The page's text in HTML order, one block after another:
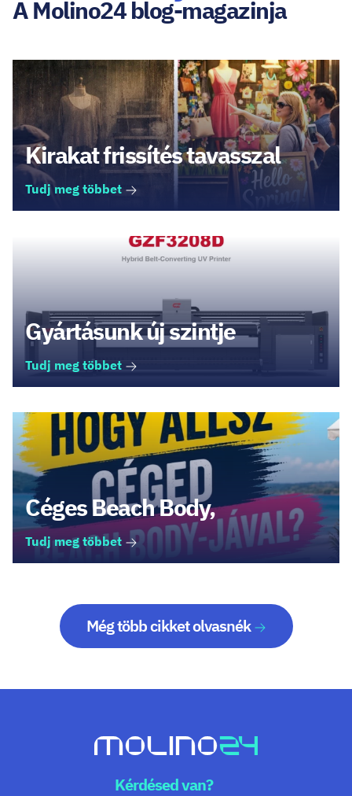
A Molino24 blog-magazinja
Kirakat frissítés tavasszal
Tudj meg többet
Gyártásunk új szintje
Tudj meg többet
Céges Beach Body,
Tudj meg többet
Még több cikket olvasnék
Kérdésed van?